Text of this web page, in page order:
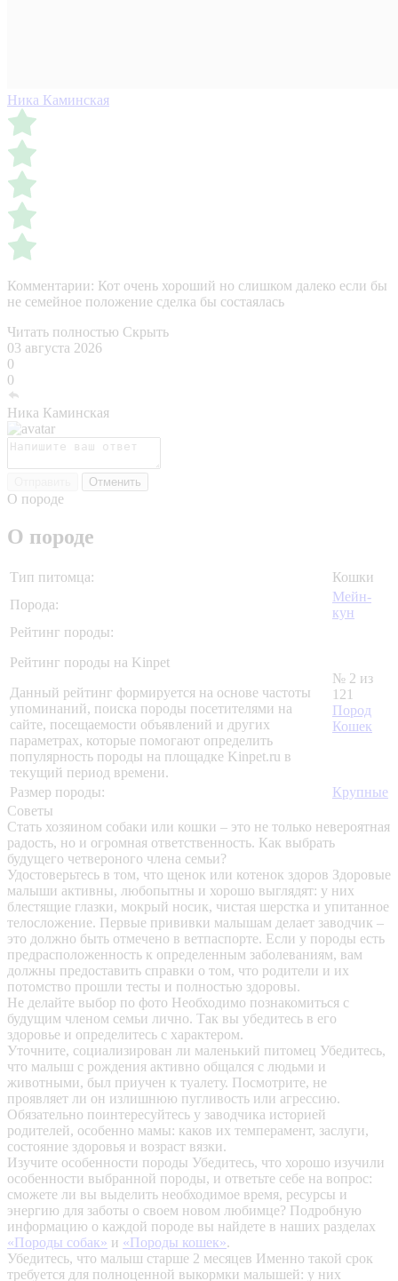
Ника Каминская
Комментарии: Кот очень хороший но слишком далеко если бы
не семейное положение сделка бы состаялась
Читать полностью Скрыть
03 августа 2026
0
0
Ника Каминская
Отменить
О породе
О породе
Тип питомца:
Кошки
Порода:
Мейн-
кун
Рейтинг породы:
Рейтинг породы на Kinpet
Данный рейтинг формируется на основе частоты
упоминаний, поиска породы посетителями на
сайте, посещаемости объявлений и других
параметрах, которые помогают определить
популярность породы на площадке Kinpet.ru в
текущий период времени.
№ 2 из
121
Пород
Кошек
Размер породы:
Крупные
Советы
Стать хозяином собаки или кошки – это не только невероятная
радость, но и огромная ответственность. Как выбрать
будущего четвероного члена семьи?
Удостоверьтесь в том, что щенок или котенок здоров Здоровые
малыши активны, любопытны и хорошо выглядят: у них
блестящие глазки, мокрый носик, чистая шерстка и упитанное
телосложение. Первые прививки малышам делает заводчик –
это должно быть отмечено в ветпаспорте. Если у породы есть
предрасположенность к определенным заболеваниям, вам
должны предоставить справки о том, что родители и их
потомство прошли тесты и полностью здоровы.
Не делайте выбор по фото Необходимо познакомиться с
будущим членом семьи лично. Так вы убедитесь в его
здоровье и определитесь с характером.
Уточните, социализирован ли маленький питомец Убедитесь,
что малыш с рождения активно общался с людьми и
животными, был приучен к туалету. Посмотрите, не
проявляет ли он излишнюю пугливость или агрессию.
Обязательно поинтересуйтесь у заводчика историей
родителей, особенно мамы: каков их темперамент, заслуги,
состояние здоровья и возраст вязки.
Изучите особенности породы Убедитесь, что хорошо изучили
особенности выбранной породы, и ответьте себе на вопрос:
сможете ли вы выделить необходимое время, ресурсы и
энергию для заботы о своем новом любимце? Подробную
информацию о каждой породе вы найдете в наших разделах
«Породы собак» и «Породы кошек».
Убедитесь, что малыш старше 2 месяцев Именно такой срок
требуется для полноценной выкормки малышей: у них